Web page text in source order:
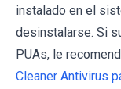
instalado en el
desinstalarse. Si
PUAs, le
Cleaner Antivirus